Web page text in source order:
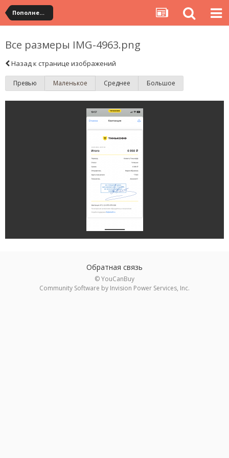
Пополнение
Все размеры IMG-4963.png
Назад к странице изображений
Превью Маленькое Среднее Большое
Обратная связь
© YouCanBuy
Community Software by Invision Power Services, Inc.